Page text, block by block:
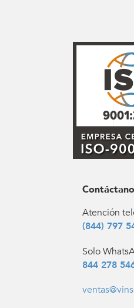
Atención
(844) 797
Solo
844 278